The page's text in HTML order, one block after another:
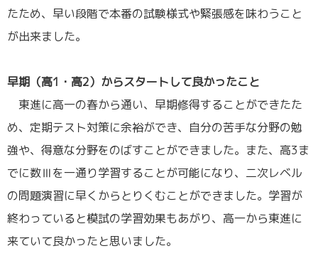
たため、早い段階で本番の試験様式や緊張感を味わうこと
が出来ました。
早期（高1・高2）からスタートして良かったこと
東進に高一の春から通い、早期修得することができたた
め、定期テスト対策に余裕ができ、自分の苦手な分野の勉
強や、得意な分野をのばすことができました。また、高3ま
でに数Ⅲを一通り学習することが可能になり、二次レベル
の問題演習に早くからとりくむことができました。学習が
終わっていると模試の学習効果もあがり、高一から東進に
来ていて良かったと思いました。